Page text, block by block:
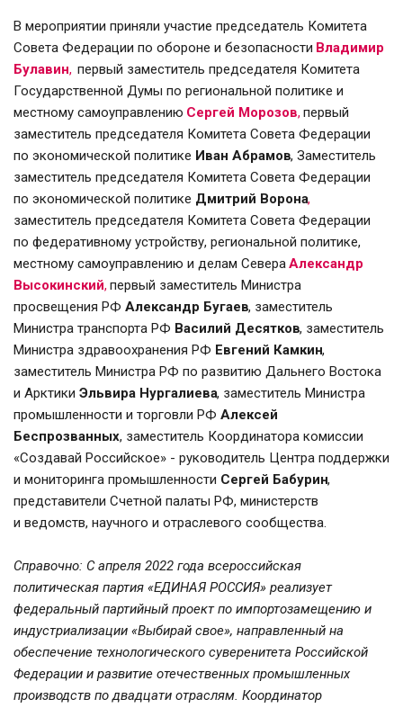
В мероприятии приняли участие председатель Комитета
Совета Федерации по обороне и безопасности Владимир
Булавин, первый заместитель председателя Комитета
Государственной Думы по региональной политике и
местному самоуправлению Сергей Морозов, первый
заместитель председателя Комитета Совета Федерации
по экономической политике Иван Абрамов, Заместитель
заместитель председателя Комитета Совета Федерации
по экономической политике Дмитрий Ворона,
заместитель председателя Комитета Совета Федерации
по федеративному устройству, региональной политике,
местному самоуправлению и делам Севера Александр
Высокинский, первый заместитель Министра
просвещения РФ Александр Бугаев, заместитель
Министра транспорта РФ Василий Десятков, заместитель
Министра здравоохранения РФ Евгений Камкин,
заместитель Министра РФ по развитию Дальнего Востока
и Арктики Эльвира Нургалиева, заместитель Министра
промышленности и торговли РФ Алексей
Беспрозванных, заместитель Координатора комиссии
«Создавай Российское» - руководитель Центра поддержки
и мониторинга промышленности Сергей Бабурин,
представители Счетной палаты РФ, министерств
и ведомств, научного и отраслевого сообщества.
Справочно: С апреля 2022 года всероссийская
политическая партия «ЕДИНАЯ РОССИЯ» реализует
федеральный партийный проект по импортозамещению и
индустриализации «Выбирай свое», направленный на
обеспечение технологического суверенитета Российской
Федерации и развитие отечественных промышленных
производств по двадцати отраслям. Координатор